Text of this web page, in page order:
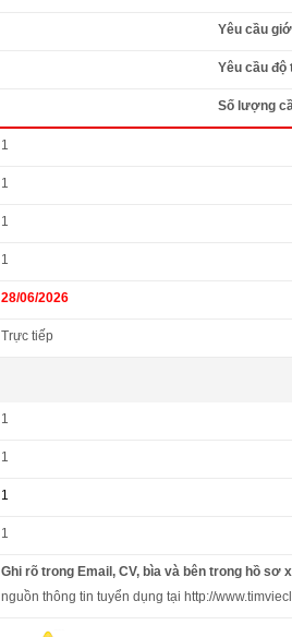
Yêu cầu
Yêu cầu độ
Số lượng
1
1
1
1
28/06/2026
Trực tiếp
1
1
1
1
Ghi rõ trong Email, CV, bìa và bên trong hồ sơ
nguồn thông tin tuyển dụng tại http://